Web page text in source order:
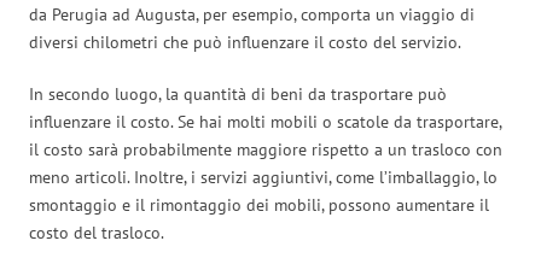
da Perugia ad Augusta, per esempio, comporta un viaggio di
diversi chilometri che può influenzare il costo del servizio.
In secondo luogo, la quantità di beni da trasportare può
influenzare il costo. Se hai molti mobili o scatole da trasportare,
il costo sarà probabilmente maggiore rispetto a un trasloco con
meno articoli. Inoltre, i servizi aggiuntivi, come l’imballaggio, lo
smontaggio e il rimontaggio dei mobili, possono aumentare il
costo del trasloco.